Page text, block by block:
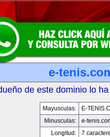
e-
de este dominio lo
Mayusculas:
E-
Minusculas:
e-
Longitud:
7